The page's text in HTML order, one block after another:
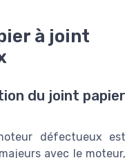
à joint
du joint papier
défectueux est
avec le moteur,